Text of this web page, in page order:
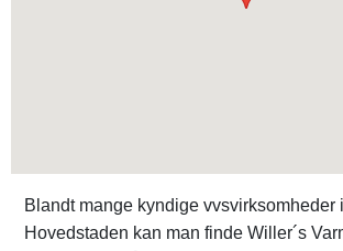
Blandt mange kyndige vvsvirksomheder
Hovedstaden kan man finde Willer´s